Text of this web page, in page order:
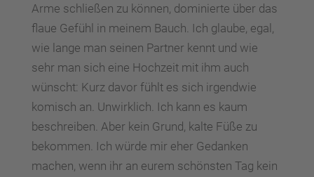
Arme schließen zu können, dominierte über das
flaue Gefühl in meinem Bauch. Ich glaube, egal,
wie lange man seinen Partner kennt und wie
sehr man sich eine Hochzeit mit ihm auch
wünscht: Kurz davor fühlt es sich irgendwie
komisch an. Unwirklich. Ich kann es kaum
beschreiben. Aber kein Grund, kalte Füße zu
bekommen. Ich würde mir eher Gedanken
machen, wenn ihr an eurem schönsten Tag kein